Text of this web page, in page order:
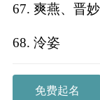
67. 爽燕、晋
68. 泠姿
免费起名